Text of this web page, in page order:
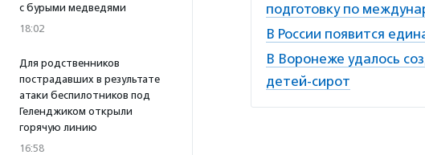
с бурыми медведями
18:02
Для родственников
пострадавших в результате
атаки беспилотников под
Геленджиком открыли
горячую линию
16:58
подготовку по
В России появится
В Воронеже удалось
детей-сирот